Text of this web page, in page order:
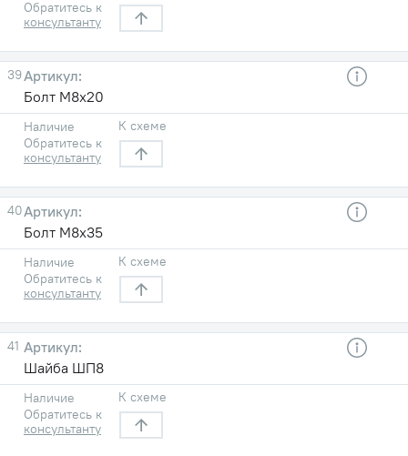
Обратитесь к
консультанту
39
Болт М8х20
Наличие
Обратитесь к
консультанту
К схеме
40
Болт М8х35
Наличие
Обратитесь к
консультанту
К схеме
41
Шайба ШП8
Наличие
Обратитесь к
консультанту
К схеме